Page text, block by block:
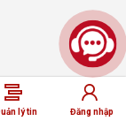
lý tin Đăng nhập